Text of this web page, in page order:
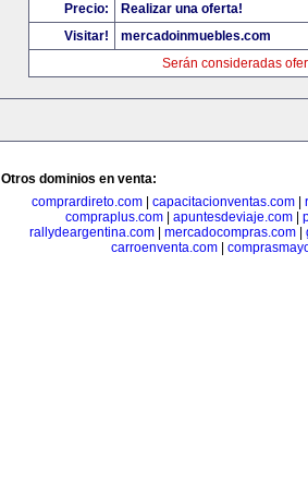
Precio:
Realizar una oferta!
Visitar!
mercadoinmuebles.com
Serán consideradas
Otros dominios en venta:
comprardireto.com| capacitacionventas.com|
compraplus.com| apuntesdeviaje.com|
rallydeargentina.com
mercadocompras.com
carroenventa.com|